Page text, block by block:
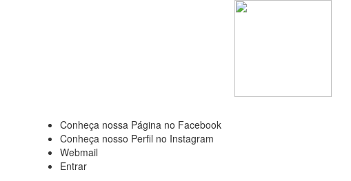
Menu
de
Conheça nossa Página no Facebook
Conheça nosso Perfil no Instagram
Webmail
Entrar